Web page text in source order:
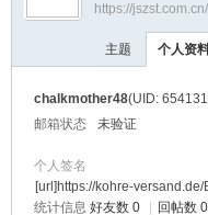
›
https://
主题 个人资
chalkmother48(UID:
邮箱状态
未验证
个人签名
[url]https://kohre-
统计信息 好友数 0 回帖数 0